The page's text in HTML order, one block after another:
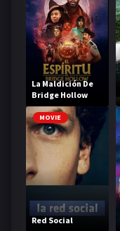
La Maldición De
Bridge Hollow
MOVIE
Red Social